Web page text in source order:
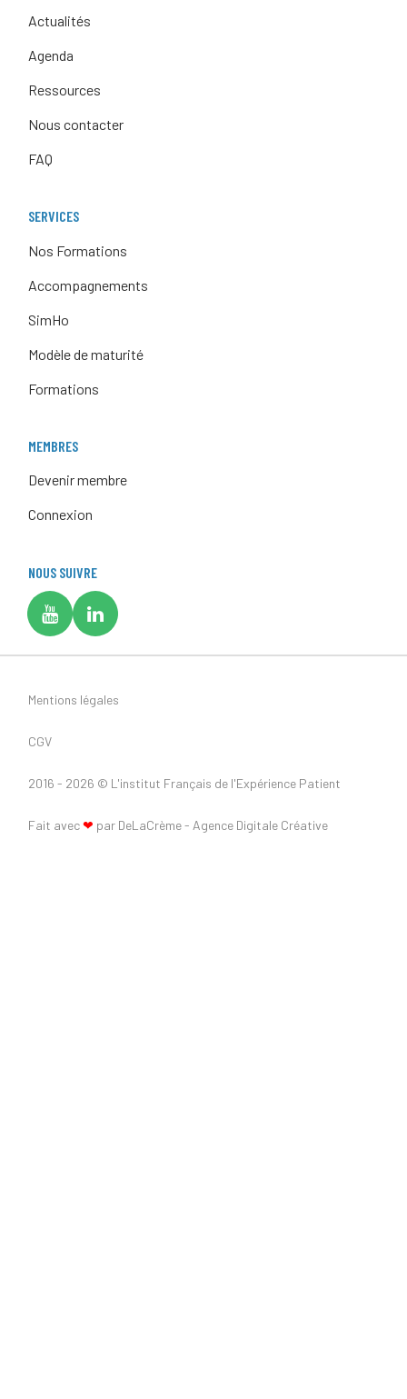
Actualités
Agenda
Ressources
Nous contacter
FAQ
SERVICES
Nos Formations
Accompagnements
SimHo
Modèle de maturité
Formations
MEMBRES
Devenir membre
Connexion
NOUS SUIVRE
Fait avec❤ par DeLaCrème - Agence Digitale Créative
Mentions légales
CGV
2016 - 2026 © L'institut Français de l'Expérience Patient